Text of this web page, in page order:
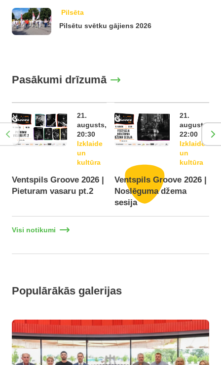
Pilsēta
Pilsētu svētku gājiens 2026
Pasākumi drīzumā
21.
augusts,
20:30
Izklaide
un
kultūra
Ventspils Groove 2026 |
Pieturam vasaru pt.2
21.
augusts,
22:00
Izklaide
un
kultūra
Ventspils Groove 2026 |
Noslēguma džema
sesija
Visi notikumi
Populārākās galerijas